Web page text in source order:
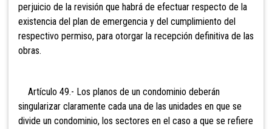
perjuicio de la revisión que habrá de efectuar respecto de la
existencia del plan de emergencia y del cumplimiento del
respectivo permiso, para otorgar la recepción definitiva de las
obras.
Artículo 49.- Los planos de un condominio deberán
singularizar claramente cada una de las unidades en que se
divide un condominio, los sectores en el caso a que se refiere